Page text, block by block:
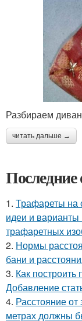
Разбираем
читать дальше →
Последние
1. Трафареты на
идеи и
трафаретных
2. Нормы
бани и
3. Как
Добавление
4. Расстояние
метрах должны